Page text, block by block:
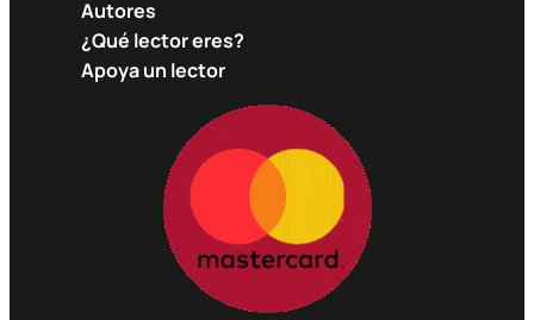
Autores
¿Qué lector eres?
Apoya un lector